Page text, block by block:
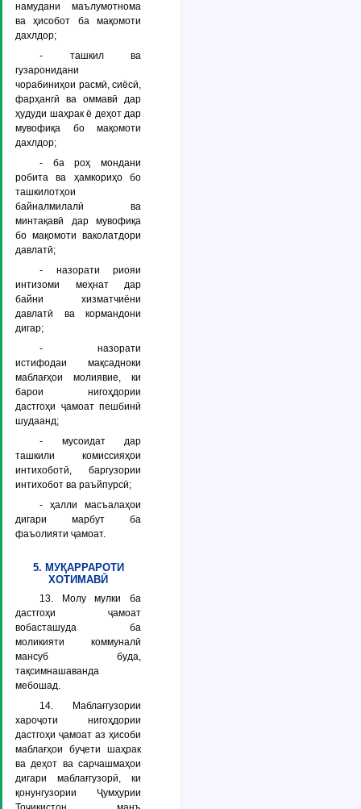
намудани маълумотнома
ва ҳисобот ба мақомоти
дахлдор;
- ташкил ва
гузаронидани
чорабиниҳои расмӣ, сиёсӣ,
фарҳангӣ ва оммавӣ дар
ҳудуди шаҳрак ё деҳот дар
мувофиқа бо мақомоти
дахлдор;
- ба роҳ мондани
робита ва ҳамкориҳо бо
ташкилотҳои
байналмилалӣ ва
минтақавӣ дар мувофиқа
бо мақомоти ваколатдори
давлатӣ;
- назорати риояи
интизоми меҳнат дар
байни хизматчиёни
давлатӣ ва кормандони
дигар;
- назорати
истифодаи мақсадноки
маблағҳои молиявие, ки
барои нигоҳдории
дастгоҳи ҷамоат пешбинӣ
шудаанд;
- мусоидат дар
ташкили комиссияҳои
интихоботӣ, баргузории
интихобот ва раъйпурсӣ;
- ҳалли масъалаҳои
дигари марбут ба
фаъолияти ҷамоат.
5. МУҚАРРАРОТИ
ХОТИМАВӢ
13. Молу мулки ба
дастгоҳи ҷамоат
вобасташуда ба
моликияти коммуналӣ
мансуб буда,
тақсимнашаванда
мебошад.
14. Маблағгузории
хароҷоти нигоҳдории
дастгоҳи ҷамоат аз ҳисоби
маблағҳои буҷети шаҳрак
ва деҳот ва сарчашмаҳои
дигари маблағгузорӣ, ки
қонунгузории Ҷумҳурии